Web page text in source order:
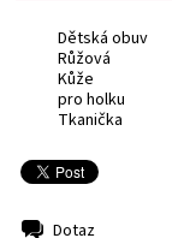
Dětská obuv
Růžová
Kůže
pro holku
Tkanička
Dotaz